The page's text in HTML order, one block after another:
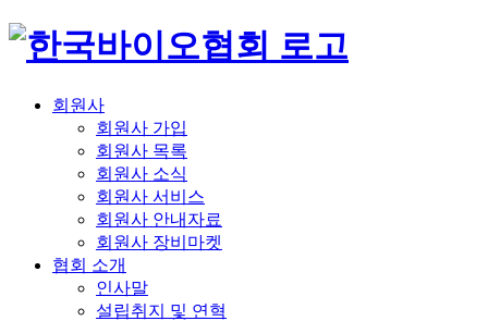
회원사
회원사 가입
회원사 목록
회원사 소식
회원사 서비스
회원사 안내자료
회원사 장비마켓
협회 소개
인사말
설립취지 및 연혁